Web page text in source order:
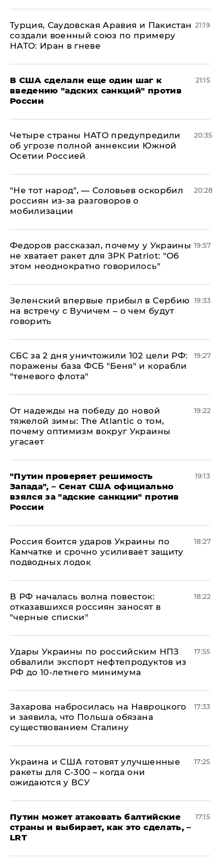
Турция, Саудовская Аравия и Пакистан
создали военный союз по примеру
НАТО: Иран в гневе
21:19
В США сделали еще один шаг к
введению "адских санкций" против
России
21:15
Четыре страны НАТО предупредили
об угрозе полной аннексии Южной
Осетии Россией
20:35
​"Не тот народ", — Соловьев оскорбил
россиян из-за разговоров о
мобилизации
20:28
Федоров рассказал, почему у Украины
не хватает ракет для ЗРК Patriot: "Об
этом неоднократно говорилось"
19:57
Зеленский впервые прибыл в Сербию
на встречу с Вучичем – о чем будут
говорить
19:33
СБС за 2 дня уничтожили 102 цели РФ:
поражены база ФСБ "Беня" и корабли
"теневого флота"
19:27
От надежды на победу до новой
тяжелой зимы: The Atlantic о том,
почему оптимизм вокруг Украины
угасает
19:22
"Путин проверяет решимость
Запада", – Сенат США официально
взялся за "адские санкции" против
России
19:13
Россия боится ударов Украины по
Камчатке и срочно усиливает защиту
подводных лодок
18:27
​В РФ началась волна повесток:
отказавшихся россиян заносят в
"черные списки"
18:22
Удары Украины по российским НПЗ
обвалили экспорт нефтепродуктов из
РФ до 10-летнего минимума
17:55
​Захарова набросилась на Навроцкого
и заявила, что Польша обязана
существованием Сталину
17:33
Украина и США готовят улучшенные
ракеты для С-300 – когда они
ожидаются у ВСУ
17:25
Путин может атаковать балтийские
страны и выбирает, как это сделать, –
LRT
17:15